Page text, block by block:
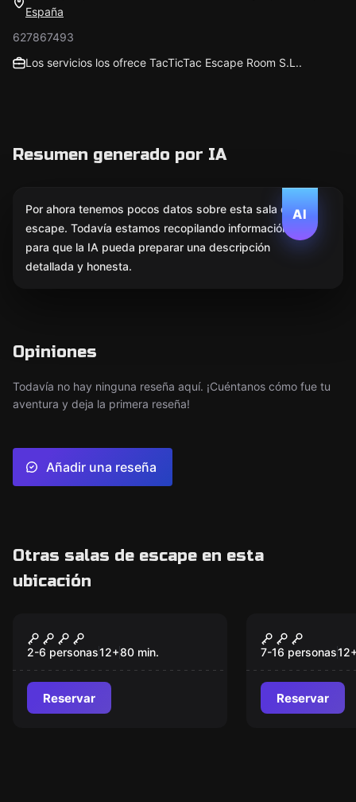
España
627867493
Los servicios los ofrece TacTicTac Escape Room S.L..
Resumen generado por IA
AI
Por ahora tenemos pocos datos sobre esta sala de
escape. Todavía estamos recopilando información
para que la IA pueda preparar una descripción
detallada y honesta.
Opiniones
Todavía no hay ninguna reseña aquí. ¡Cuéntanos cómo fue tu
aventura y deja la primera reseña!
Añadir una reseña
Otras salas de escape en esta
ubicación
El Laberinto
2-6 personas12+80 min.
Reservar
El Golpe
7-16 personas12
Reservar